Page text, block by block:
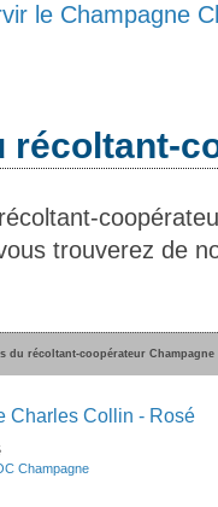
le Champagne
récoltant-
trouverez de
du récoltant-coopérateur
Charles Collin - Rosé
Champagne